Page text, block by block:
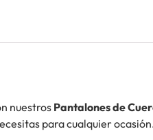
nuestros Pantalones de
para cualquier